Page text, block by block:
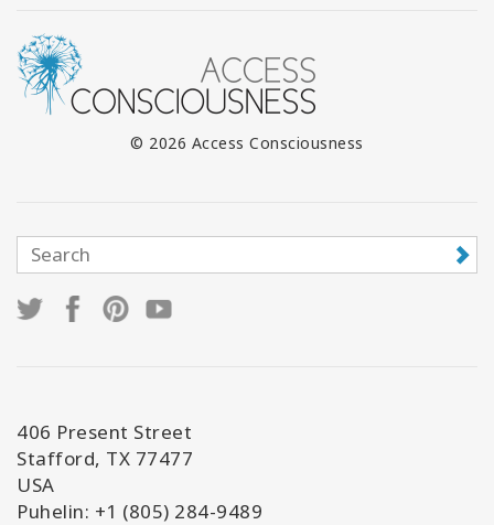
© 2026 Access Consciousness
406 Present Street
Stafford, TX 77477
USA
Puhelin: +1 (805) 284-9489